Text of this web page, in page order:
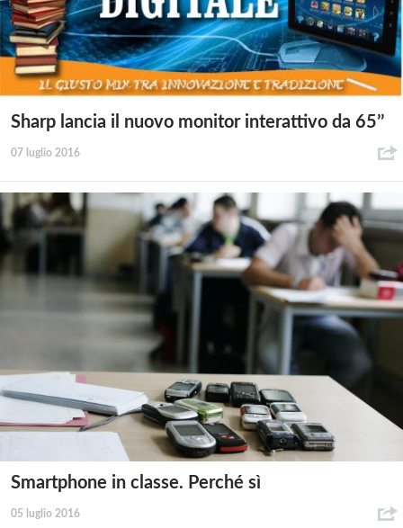
Sharp lancia il nuovo monitor interattivo da 65’’
07 luglio 2016
Smartphone in classe. Perché sì
05 luglio 2016